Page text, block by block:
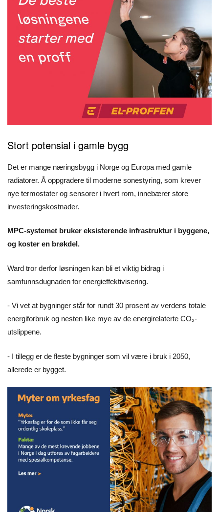
Stort potensial i gamle bygg
Det er mange næringsbygg i Norge og Europa med gamle
radiatorer. Å oppgradere til moderne sonestyring, som krever
nye termostater og sensorer i hvert rom, innebærer store
investeringskostnader.
MPC-systemet bruker eksisterende infrastruktur i byggene,
og koster en brøkdel.
Ward tror derfor løsningen kan bli et viktig bidrag i
samfunnsdugnaden for energieffektivisering.
- Vi vet at bygninger står for rundt 30 prosent av verdens totale
energiforbruk og nesten like mye av de energirelaterte CO₂-
utslippene.
- I tillegg er de fleste bygninger som vil være i bruk i 2050,
allerede er bygget.